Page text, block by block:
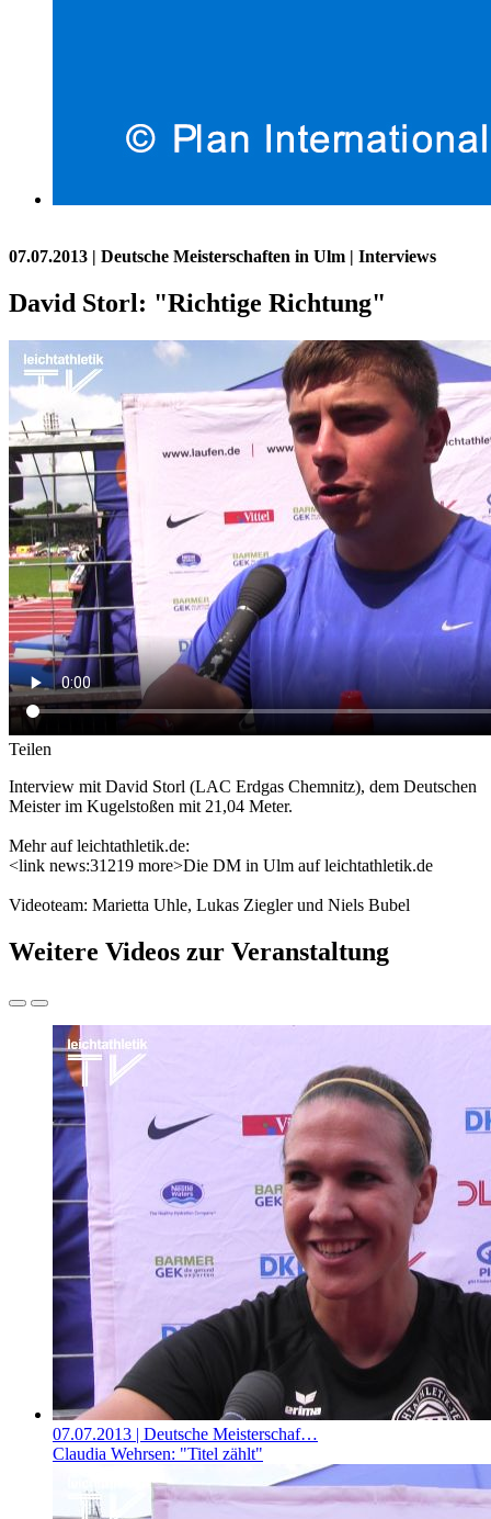
07.07.2013 | Deutsche Meisterschaften in Ulm | Interviews
David Storl: "Richtige Richtung"
Teilen
Interview mit David Storl (LAC Erdgas Chemnitz), dem Deutschen
Meister im Kugelstoßen mit 21,04 Meter.
Mehr auf leichtathletik.de:
<link news:31219 more>Die DM in Ulm auf leichtathletik.de
Videoteam: Marietta Uhle, Lukas Ziegler und Niels Bubel
Weitere Videos zur Veranstaltung
07.07.2013 | Deutsche Meisterschaf…
Claudia Wehrsen: "Titel zählt"